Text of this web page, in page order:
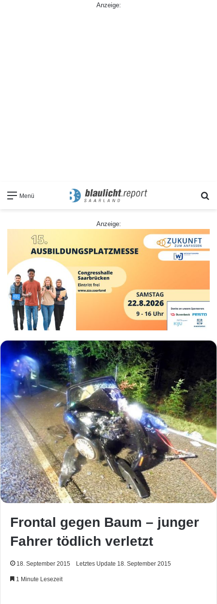
Anzeige:
Menü
Anzeige:
Frontal gegen Baum – junger
Fahrer tödlich verletzt
18. September 2015 Letztes Update 18. September 2015
1 Minute Lesezeit